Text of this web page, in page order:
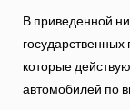
В приведенной
которые
автомобилей по